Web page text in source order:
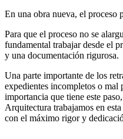
En una obra nueva, el proceso
Para que el proceso no se
fundamental trabajar desde el
y una documentación rigurosa.
Una parte importante de los
expedientes incompletos o mal
importancia que tiene este
Arquitectura trabajamos en
con el máximo rigor y